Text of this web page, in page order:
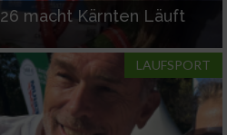
macht Kärnten Läuft
LAUFSPORT